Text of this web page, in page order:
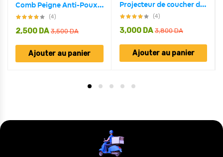
Comb Peigne Anti-Poux Électrique et Nettoyeur Cheveux
(4)
3,500DA
2,500 DA
Ajouter au panier
Projecteur de coucher de soleil rotatif à 180 ° USB décoration murale
(4)
3,800DA
3,000 DA
Ajouter au panier